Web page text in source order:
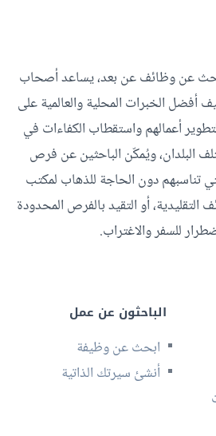
عن وظائف عن بعد، يساعد أصحاب
أفضل الخبرات المحلية والعالمية على
أعمالهم واستقطاب الكفاءات في
البلدان، ويُمكّن الباحثين عن فرص
تناسبهم دون الحاجة للذهاب لمكتب
التقليدية، أو التقيد بالفرص المحدودة
للسفر والاغتراب.
الباحثون عن عمل
ابحث عن وظيفة
أنشئ سيرتك الذاتية